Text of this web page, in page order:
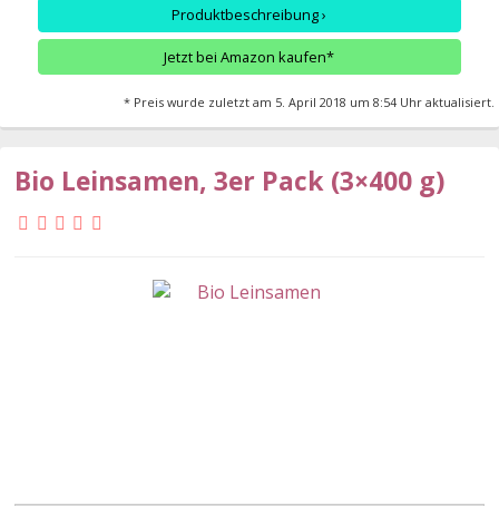
Produktbeschreibung ›
Jetzt bei Amazon kaufen*
* Preis wurde zuletzt am 5. April 2018 um 8:54 Uhr aktualisiert.
Bio Leinsamen, 3er Pack (3×400 g)